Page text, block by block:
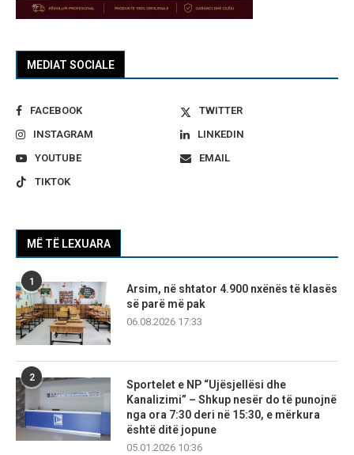
MEDIAT SOCIALE
FACEBOOK
TWITTER
INSTAGRAM
LINKEDIN
YOUTUBE
EMAIL
TIKTOK
MË TË LEXUARA
1
Arsim, në shtator 4.900 nxënës të klasës
së parë më pak
06.08.2026 17:33
2
Sportelet e NP “Ujësjellësi dhe
Kanalizimi” – Shkup nesër do të punojnë
nga ora 7:30 deri në 15:30, e mërkura
është ditë jopune
05.01.2026 10:36